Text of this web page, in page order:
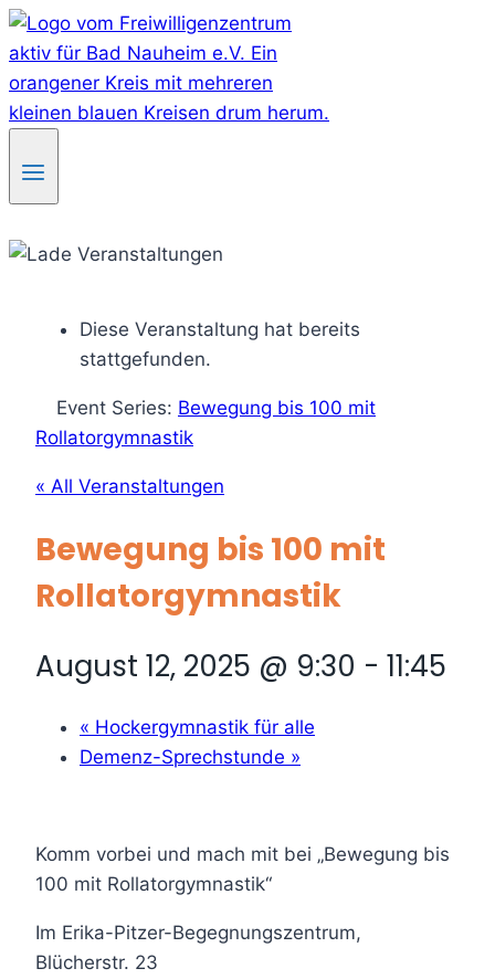
Skip
to
content
Diese Veranstaltung hat bereits
stattgefunden.
Event Series: Bewegung bis 100 mit
Rollatorgymnastik
« All Veranstaltungen
Bewegung bis 100 mit
Rollatorgymnastik
August 12, 2025 @ 9:30 - 11:45
« Hockergymnastik für alle
Demenz-Sprechstunde »
Komm vorbei und mach mit bei „Bewegung bis
100 mit Rollatorgymnastik“
Im Erika-Pitzer-Begegnungszentrum,
Blücherstr. 23